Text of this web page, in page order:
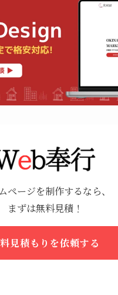
ページを制作するなら、
まずは無料見積！
見積もりを依頼する